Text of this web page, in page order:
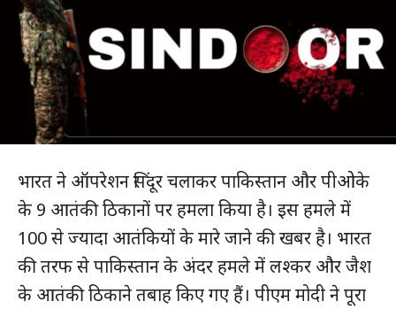
भारत ने ऑपरेशन सिंदूर चलाकर पाकिस्तान और पीओके
के 9 आतंकी ठिकानों पर हमला किया है। इस हमले में
100 से ज्यादा आतंकियों के मारे जाने की खबर है। भारत
की तरफ से पाकिस्तान के अंदर हमले में लश्कर और जैश
के आतंकी ठिकाने तबाह किए गए हैं। पीएम मोदी ने पूरा